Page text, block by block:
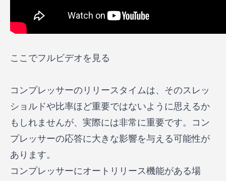
ここでフルビデオを見る
コンプレッサーのリリースタイムは、そのスレッ
ショルドや比率ほど重要ではないように思えるか
もしれませんが、実際には非常に重要です。コン
プレッサーの応答に大きな影響を与える可能性が
あります。
コンプレッサーにオートリリース機能がある場